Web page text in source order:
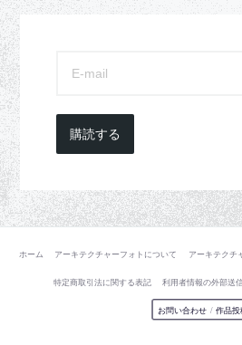
購読する
ホーム アーキテクチャーフォトについて アーキテクチ
特定商取引法に関する表記 利用者情報の外部送
お問い合わせ / 作品投